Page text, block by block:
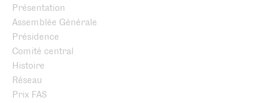
Présentation
Assemblée Générale
Présidence
Comité central
Histoire
Réseau
Prix FAS